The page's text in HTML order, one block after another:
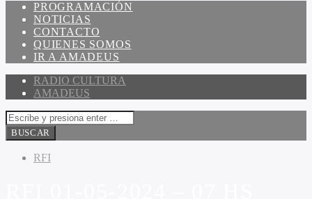
PROGRAMACIÓN
NOTICIAS
CONTACTO
QUIENES SOMOS
IR A AMADEUS
RADIO CULTURA
AMADEUS
RFI